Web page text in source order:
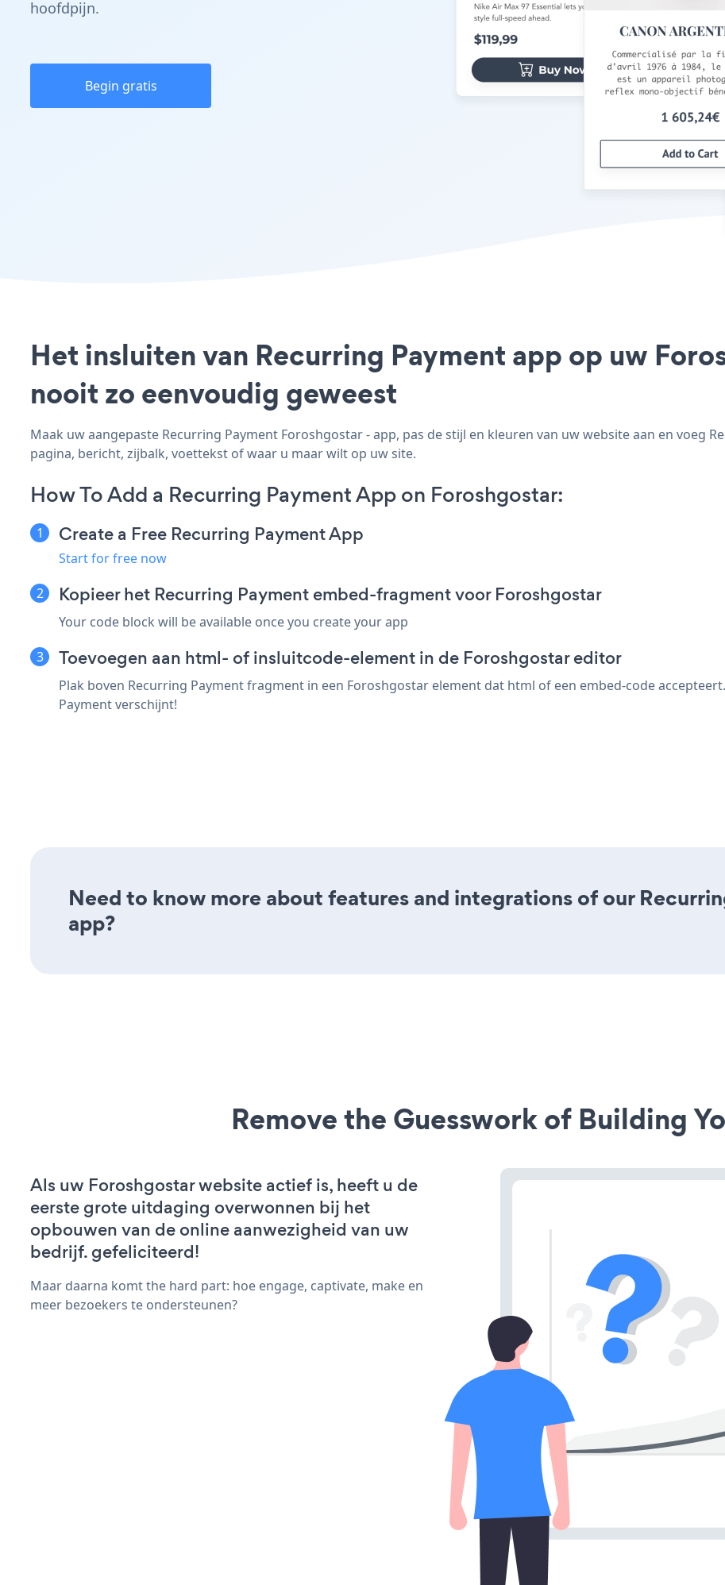
hoofdpijn.
Begin gratis
Het insluiten van Recurring Payment app op uw
nooit zo eenvoudig geweest
Maak uw aangepaste Recurring Payment Foroshgostar - app, pas de stijl en kleuren van uw website aan en voeg
pagina, bericht, zijbalk, voettekst of waar u maar wilt op uw site.
How To Add a Recurring Payment App on Foroshgostar:
Create a Free Recurring Payment App
Start for free now
Kopieer het Recurring Payment embed-fragment voor Foroshgostar
Your code block will be available once you create your app
Toevoegen aan html- of insluitcode-element in de Foroshgostar editor
Plak boven Recurring Payment fragment in een Foroshgostar element dat html of een embed-code
Payment verschijnt!
Need to know more about features and integrations of our
app?
Remove the Guesswork of Building
Als uw Foroshgostar website actief is, heeft u de
eerste grote uitdaging overwonnen bij het
opbouwen van de online aanwezigheid van uw
bedrijf. gefeliciteerd!
Maar daarna komt the hard part: hoe engage, captivate, make en
meer bezoekers te ondersteunen?